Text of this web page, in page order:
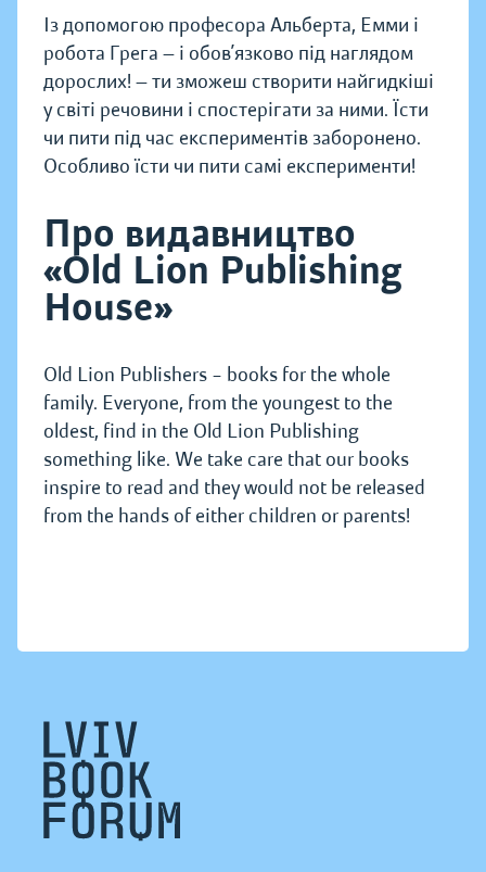
Із допомогою професора Альберта, Емми і
робота Грега — і обов’язково під наглядом
дорослих! — ти зможеш створити найгидкіші
у світі речовини і спостерігати за ними. Їсти
чи пити під час експериментів заборонено.
Особливо їсти чи пити самі експерименти!
Про видавництво
«Old Lion Publishing
House»
Old Lion Publishers – books for the whole
family. Everyone, from the youngest to the
oldest, find in the Old Lion Publishing
something like. We take care that our books
inspire to read and they would not be released
from the hands of either children or parents!